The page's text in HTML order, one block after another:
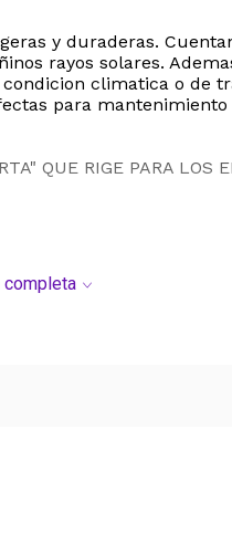
y duraderas.
rayos solares.
climatica o de
para
QUE RIGE PARA LOS